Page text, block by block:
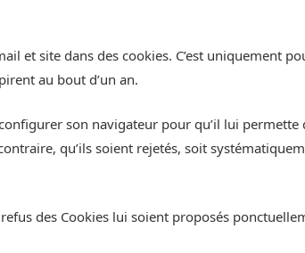
et site dans des cookies. C’est uniquement
au bout d’un an.
son navigateur pour qu’il lui permette
qu’ils soient rejetés, soit
des Cookies lui soient proposés